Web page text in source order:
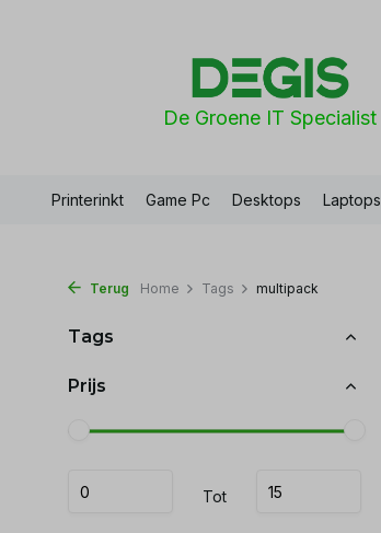
De Groene IT Specialist
Printerinkt Game Pc Desktops Laptops
Terug Home Tags multipack
Tags
Prijs
Tot